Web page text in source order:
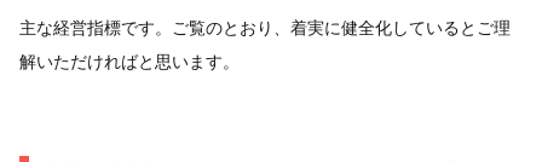
主な経営指標です。ご覧のとおり、着実に健全化しているとご理
解いただければと思います。